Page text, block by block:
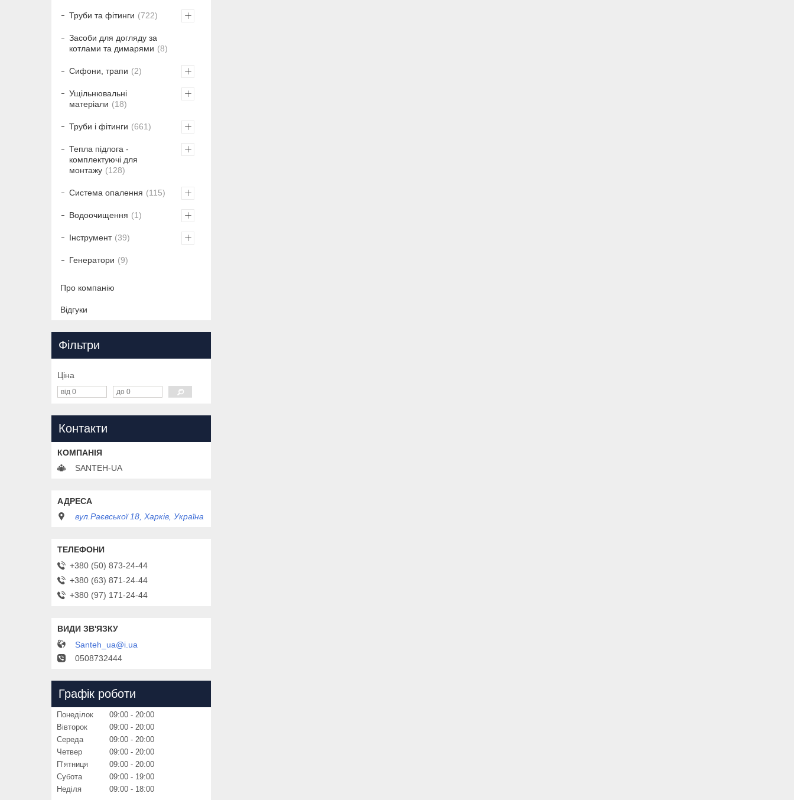
Труби та фітинги 722
Засоби для догляду за
котлами та димарями
8
Сифони, трапи 2
Ущільнювальні
матеріали
18
Труби і фітинги 661
Тепла підлога -
комплектуючі для
монтажу
128
Система опалення 115
Водоочищення 1
Інструмент 39
Генератори 9
Про компанію
Відгуки
Фільтри
Ціна
Контакти
SANTEH-UA
вул.Раєвської 18, Харків, Україна
+380 (50) 873-24-44
+380 (63) 871-24-44
+380 (97) 171-24-44
Santeh_ua@i.ua
0508732444
Графік роботи
Понеділок 09:00
20:00
Вівторок
09:00
20:00
Середа
09:00
20:00
Четвер
09:00
20:00
Пʼятниця
09:00
20:00
Субота
09:00
19:00
Неділя
09:00 18:00